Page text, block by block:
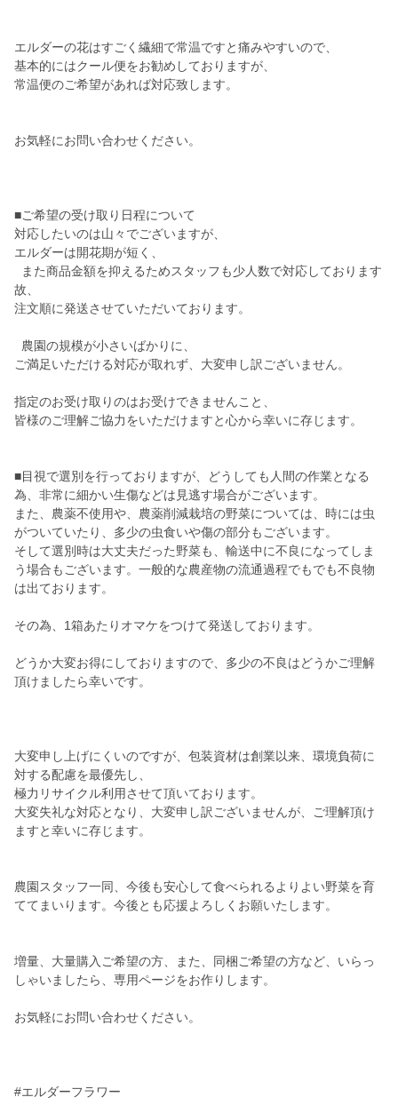
エルダーの花はすごく繊細で常温ですと痛みやすいので、
基本的にはクール便をお勧めしておりますが、
常温便のご希望があれば対応致します。
お気軽にお問い合わせください。
■ご希望の受け取り日程について
対応したいのは山々でございますが、
エルダーは開花期が短く、
また商品金額を抑えるためスタッフも少人数で対応しております
故、
注文順に発送させていただいております。
農園の規模が小さいばかりに、
ご満足いただける対応が取れず、大変申し訳ございません。
指定のお受け取りのはお受けできませんこと、
皆様のご理解ご協力をいただけますと心から幸いに存じます。
■目視で選別を行っておりますが、どうしても人間の作業となる
為、非常に細かい生傷などは見逃す場合がございます。
また、農薬不使用や、農薬削減栽培の野菜については、時には虫
がついていたり、多少の虫食いや傷の部分もございます。
そして選別時は大丈夫だった野菜も、輸送中に不良になってしま
う場合もございます。一般的な農産物の流通過程でもでも不良物
は出ております。
その為、1箱あたりオマケをつけて発送しております。
どうか大変お得にしておりますので、多少の不良はどうかご理解
頂けましたら幸いです。
大変申し上げにくいのですが、包装資材は創業以来、環境負荷に
対する配慮を最優先し、
極力リサイクル利用させて頂いております。
大変失礼な対応となり、大変申し訳ございませんが、ご理解頂け
ますと幸いに存じます。
農園スタッフ一同、今後も安心して食べられるよりよい野菜を育
ててまいります。今後とも応援よろしくお願いたします。
増量、大量購入ご希望の方、また、同梱ご希望の方など、いらっ
しゃいましたら、専用ページをお作りします。
お気軽にお問い合わせください。
#エルダーフラワー